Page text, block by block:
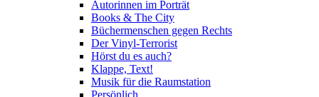
Autorinnen im Porträt
Books & The City
Büchermenschen gegen Rechts
Der Vinyl-Terrorist
Hörst du es auch?
Klappe, Text!
Musik für die Raumstation
Persönlich